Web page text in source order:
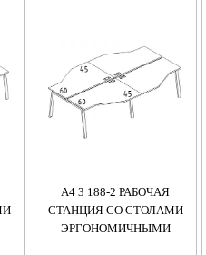
А4 3 188-2 РАБОЧАЯ
СТАНЦИЯ СО СТОЛАМИ
ЭРГОНОМИЧНЫМИ